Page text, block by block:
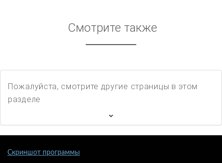
Смотрите также
Пожалуйста, смотрите другие страницы в этом
разделе
Скриншот программы